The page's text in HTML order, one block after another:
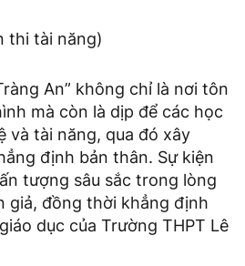
thi tài năng)
An” không chỉ là nơi tôn
mà còn là dịp để các học
và tài năng, qua đó xây
định bản thân. Sự kiện
tượng sâu sắc trong lòng
giả, đồng thời khẳng định
dục của Trường THPT Lê